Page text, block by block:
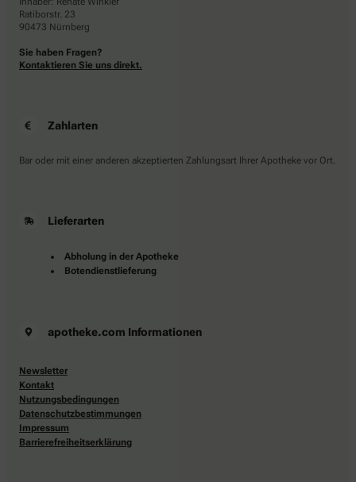
Ratiborstr. 23
90473 Nürnberg
Sie haben Fragen?
Kontaktieren Sie uns direkt.
Zahlarten
Bar oder mit einer anderen akzeptierten Zahlungsart Ihrer Apotheke vor Ort.
Lieferarten
Abholung in der Apotheke
Botendienstlieferung
apotheke.com Informationen
Newsletter
Kontakt
Nutzungsbedingungen
Datenschutzbestimmungen
Impressum
Barrierefreiheitserklärung